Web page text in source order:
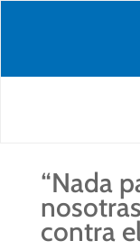
“Nada
contra